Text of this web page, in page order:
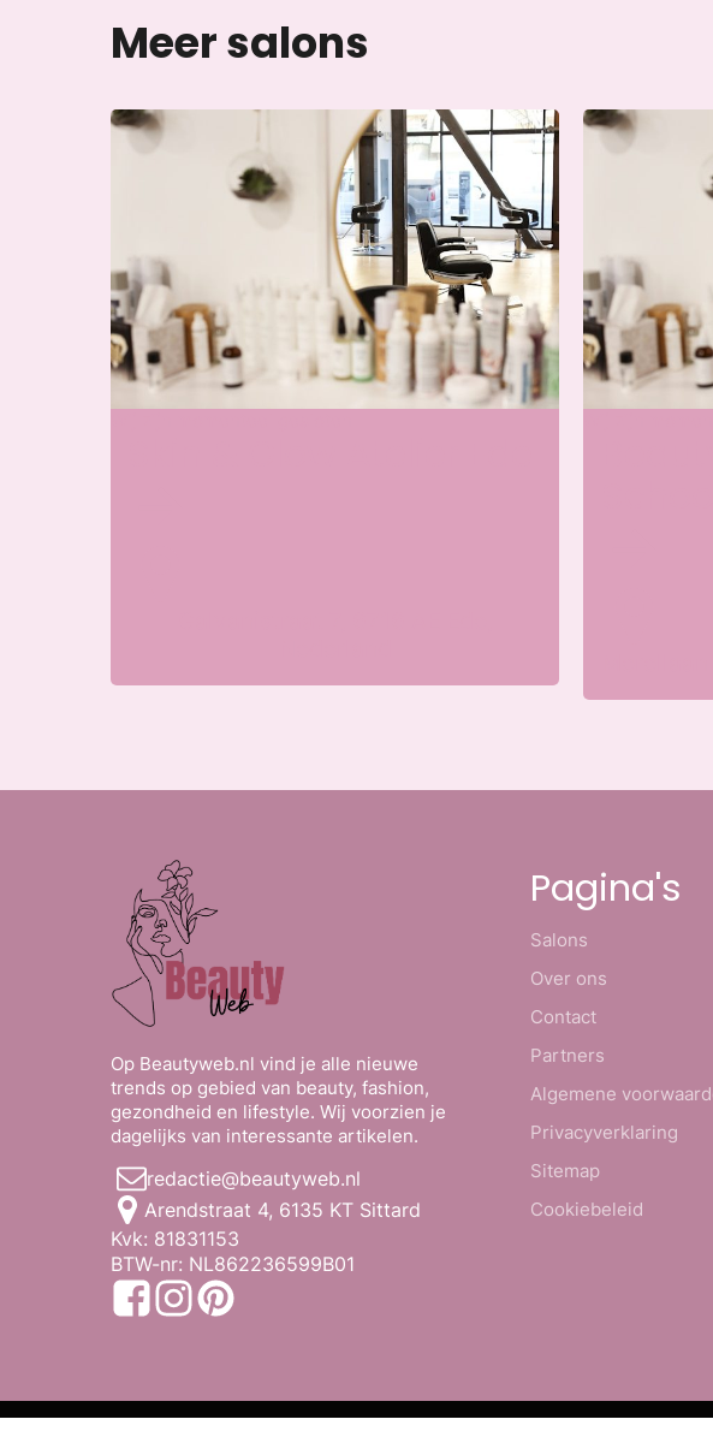
Meer salons
Op Beautyweb.nl vind je alle nieuwe
trends op gebied van beauty, fashion,
gezondheid en lifestyle. Wij voorzien je
dagelijks van interessante artikelen.
redactie@beautyweb.nl
Arendstraat 4, 6135 KT Sittard
Kvk: 81831153
BTW-nr: NL862236599B01
Pagina's
Salons
Over ons
Contact
Partners
Algemene
Privacyverklaring
Sitemap
Cookiebeleid